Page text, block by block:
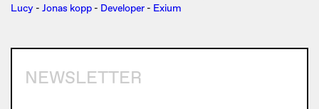
Lucy - Jonas kopp - Developer - Exium
NEWSLETTER